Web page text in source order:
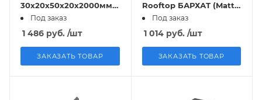
30х20х50х20х2000мм
SV15 Rooftop БАРХАТ
(Matt) RAL7024 PE
0,5мм Zn180
Под заказ
1 486 руб. /шт
ЗАКАЗАТЬ ТОВАР
Rooftop БАРХАТ (Matt)
RAL7024 PE 0,5мм
Под заказ
1 014руб. /шт
ЗАКАЗАТЬ ТОВАР